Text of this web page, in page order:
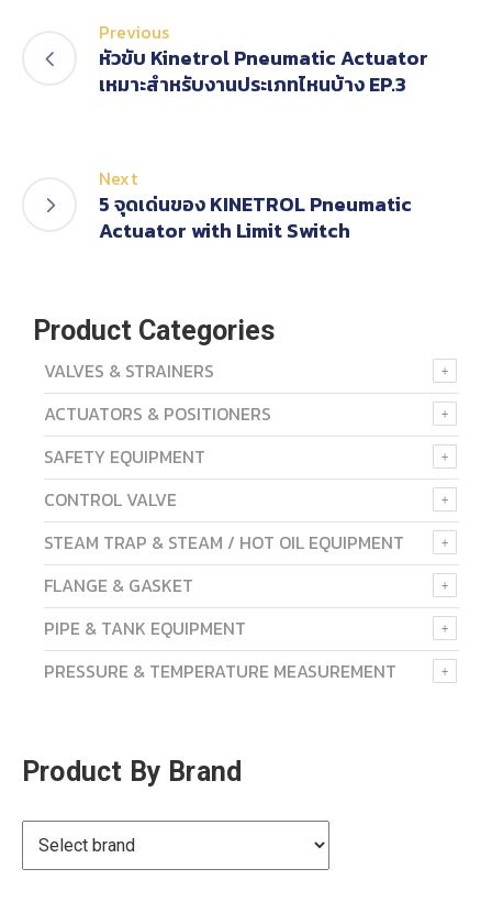
Previous
หัวขับ Kinetrol Pneumatic Actuator
เหมาะสำหรับงานประเภทไหนบ้าง EP.3
Next
5 จุดเด่นของ KINETROL Pneumatic
Actuator with Limit Switch
Product Categories
VALVES & STRAINERS
ACTUATORS & POSITIONERS
SAFETY EQUIPMENT
CONTROL VALVE
STEAM TRAP & STEAM / HOT OIL EQUIPMENT
FLANGE & GASKET
PIPE & TANK EQUIPMENT
PRESSURE & TEMPERATURE MEASUREMENT
Product By Brand